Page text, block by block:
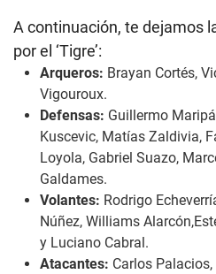
A continuación, te dejamos
por el ‘Tigre’:
Arqueros: Brayan Cortés,
Vigouroux.
Defensas: Guillermo
Kuscevic, Matías Zaldivia,
Loyola, Gabriel Suazo,
Galdames.
Volantes: Rodrigo
Núñez, Williams
y Luciano Cabral.
Atacantes: Carlos